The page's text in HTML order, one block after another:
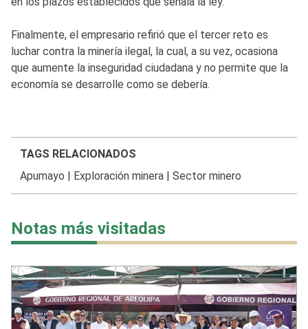
Finalmente, el empresario refirió que el tercer reto es
luchar contra la minería ilegal, la cual, a su vez, ocasiona
que aumente la inseguridad ciudadana y no permite que la
economía se desarrolle como se debería.
TAGS RELACIONADOS
Apumayo
Exploración minera| Sector minero
Notas más visitadas